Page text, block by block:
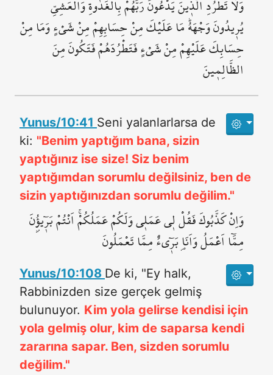
وَلَا تَطْرُدِ الَّذ۪ينَ يَدْعُونَ رَبَّهُمْ بِالْغَدٰوةِ وَالْعَشِيِّ
يُر۪يدُونَ وَجْهَهُۜ مَا عَلَيْكَ مِنْ حِسَابِهِمْ مِنْ شَيْءٍ وَمَا مِنْ
حِسَابِكَ عَلَيْهِمْ مِنْ شَيْءٍ فَتَطْرُدَهُمْ فَتَكُونَ مِنَ
الظَّالِم۪ينَ
Yunus/10:41 Seni yalanlarlarsa de
ki: "Benim yaptığım bana, sizin
yaptığınız ise size! Siz benim
yaptığımdan sorumlu değilsiniz, ben de
sizin yaptığınızdan sorumlu değilim."
وَاِنْ كَذَّبُوكَ فَقُلْ ل۪ي عَمَل۪ي وَلَكُمْ عَمَلُكُمْۚ اَنْتُمْ بَر۪ٓيؤُ۫نَ
مِمَّٓا اَعْمَلُ وَاَنَا۬ بَر۪ٓيءٌ مِمَّا تَعْمَلُونَ
Yunus/10:108 De ki, "Ey halk,
Rabbinizden size gerçek gelmiş
bulunuyor. Kim yola gelirse kendisi için
yola gelmiş olur, kim de saparsa kendi
zararına sapar. Ben, sizden sorumlu
değilim."